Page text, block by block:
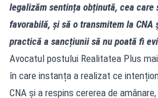
legalizăm sentința obținută, cea care
favorabilă, și să o transmitem la CNA
practică a sancțiunii să nu poată fi
Avocatul postului Realitatea Plus
în care instanța a realizat ce
CNA și a respins cererea de